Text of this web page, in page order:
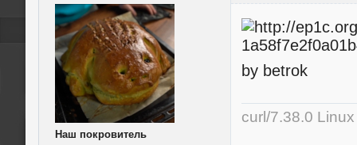
Наш покровитель
by betrok
curl/7.38.0